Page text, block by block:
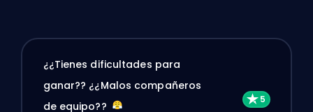
¿¿Tienes dificultades para
ganar?? ¿¿Malos compañeros
de equipo??